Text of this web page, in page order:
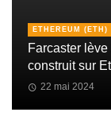
ETHEREUM (ETH)
Farcaster
construit sur
22 mai 2024